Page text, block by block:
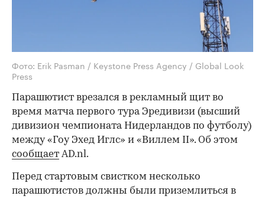
Фото: Erik Pasman / Keystone Press Agency / Global Look
Press
Парашютист врезался в рекламный щит во
время матча первого тура Эредивизи (высший
дивизион чемпионата Нидерландов по футболу)
между «Гоу Эхед Иглс» и «Виллем II». Об этом
сообщает AD.nl.
Перед стартовым свистком несколько
парашютистов должны были приземлиться в